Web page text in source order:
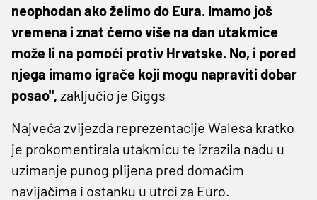
neophodan ako želimo do Eura. Imamo još
vremena i znat ćemo više na dan utakmice
može li na pomoći protiv Hrvatske. No, i pored
njega imamo igrače koji mogu napraviti dobar
posao", zaključio je Giggs
Najveća zvijezda reprezentacije Walesa kratko
je prokomentirala utakmicu te izrazila nadu u
uzimanje punog plijena pred domaćim
navijačima i ostanku u utrci za Euro.